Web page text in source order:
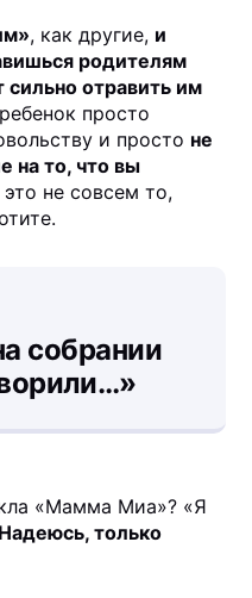
, как другие, и
родителям
отравить им
просто
и просто не
на то, что вы
не совсем то,
собрании
«Мамма Миа»? «Я
только